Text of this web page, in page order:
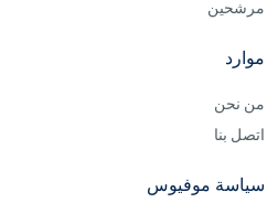
مرشحين
موارد
من نحن
اتصل بنا
سياسة موفيوس